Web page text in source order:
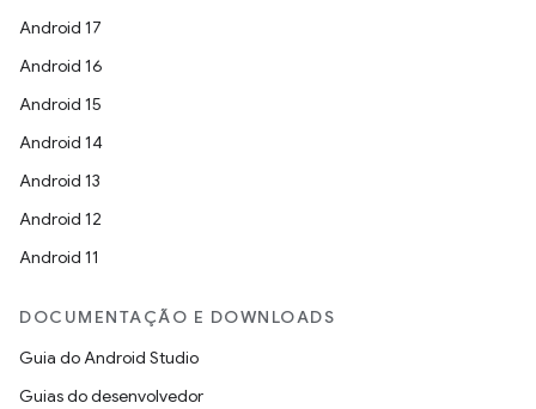
Android 17
Android 16
Android 15
Android 14
Android 13
Android 12
Android 11
DOCUMENTAÇÃO E DOWNLOADS
Guia do Android Studio
Guias do desenvolvedor